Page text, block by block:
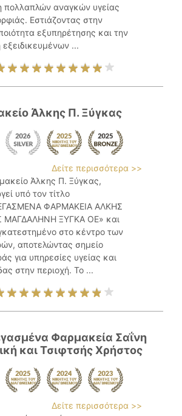
πολλαπλών αναγκών υγείας
Εστιάζοντας στην
εξυπηρέτησης και την
...
Άλκης Π. Ξύγκας
Δείτε περισσότερα >>
Άλκης Π. Ξύγκας,
υπό τον τίτλο
ΦΑΡΜΑΚΕΙΑ ΑΛΚΗΣ
ΜΑΓΔΑΛΗΝΗ ΞΥΓΚΑ ΟΕ» και
στο κέντρο των
αποτελώντας σημείο
για υπηρεσίες υγείας και
στην περιοχή. Το ...
Φαρμακεία Σαΐνη
και Τσιφτσής Χρήστος
Δείτε περισσότερα >>